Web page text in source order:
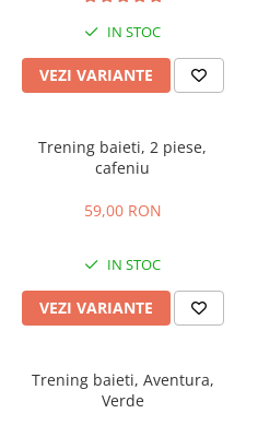
IN STOC
VEZI VARIANTE
Trening baieti, 2 piese,
cafeniu
59,00 RON
IN STOC
VEZI VARIANTE
Trening baieti, Aventura,
Verde